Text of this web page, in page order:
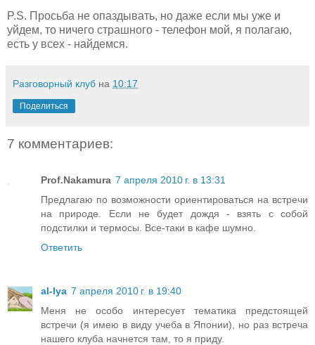
P.S. Просьба не опаздывать, но даже если мы уже и
уйдем, то ничего страшного - телефон мой, я полагаю,
есть у всех - найдемся.
Разговорный клуб на 10:17
Поделиться
7 комментариев:
Prof.Nakamura 7 апреля 2010 г. в 13:31
Предлагаю по возможности ориентироваться на встречи
на природе. Если не будет дождя - взять с собой
подстилки и термосы. Все-таки в кафе шумно.
Ответить
al-lya 7 апреля 2010 г. в 19:40
Меня не особо интересует тематика предстоящей
встречи (я имею в виду учеба в Японии), но раз встреча
нашего клуба начнется там, то я приду.